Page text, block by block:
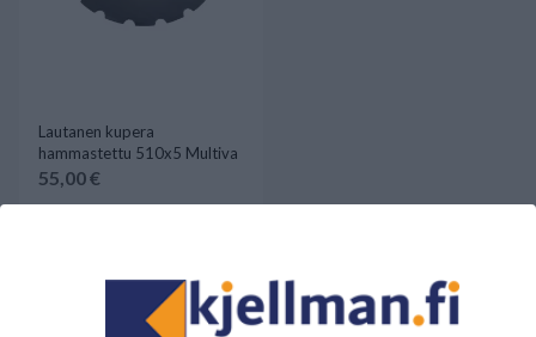
Lautanen kupera
hammastettu 510x5 Multiva
55,00 €